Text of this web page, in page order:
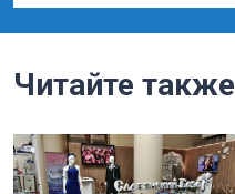
Читайте также